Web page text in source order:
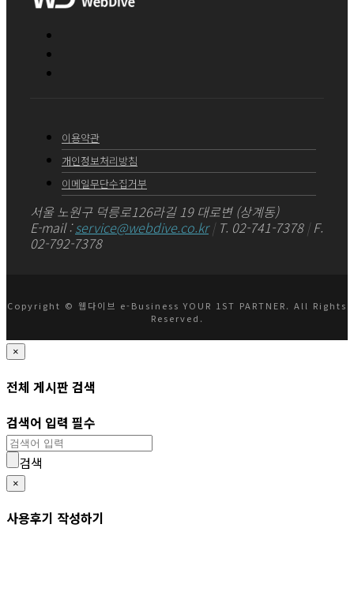
이용약관
개인정보처리방침
이메일무단수집거부
서울 노원구 덕릉로126라길 19 대로변 (상계동)
E-mail :service@webdive.co.kr | T. 02-741-7378 | F.
02-792-7378
Copyright © 웹다이브 e-Business YOUR 1ST PARTNER. All Rights
Reserved.
×
전체 게시판 검색
검색어 입력 필수
검색
×
사용후기 작성하기